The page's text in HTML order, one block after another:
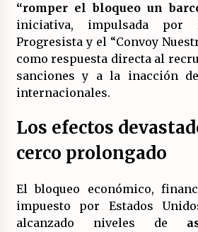
Polarizada y
queda en casa.
19/07/2026
Llamamiento por el 18
Estatal por la República.
La OTAN acelera la
con un nuevo modelo
16/07/2026
represión del
“romper el bloqueo un
iniciativa, impulsada por
Progresista y el “Convoy
como respuesta directa al
sanciones y a la inacción
internacionales.
Los efectos
cerco prolongado
El bloqueo económico,
impuesto por Estados
alcanzado niveles de